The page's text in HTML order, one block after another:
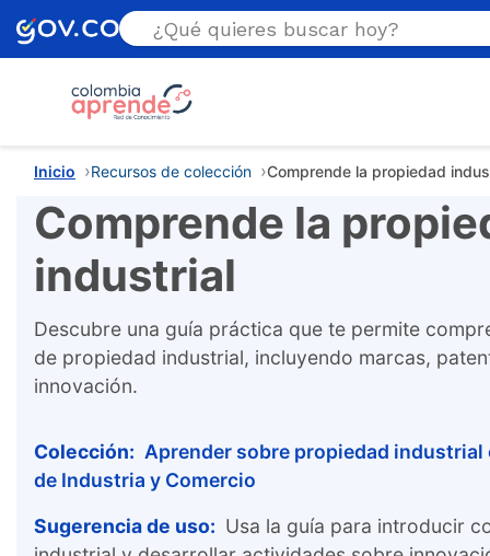
Estás aquí
Inicio Recursos de colección Comprende la propiedad
Comprende la
industrial
Descubre una guía práctica que te permite
de propiedad industrial, incluyendo marcas,
innovación.
Colección: Aprender sobre propiedad
de Industria y Comercio
Sugerencia de uso: Usa la guía para introducir